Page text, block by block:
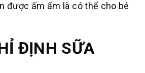
được ấm ấm là có thể cho bé
ĐỊNH SỮA